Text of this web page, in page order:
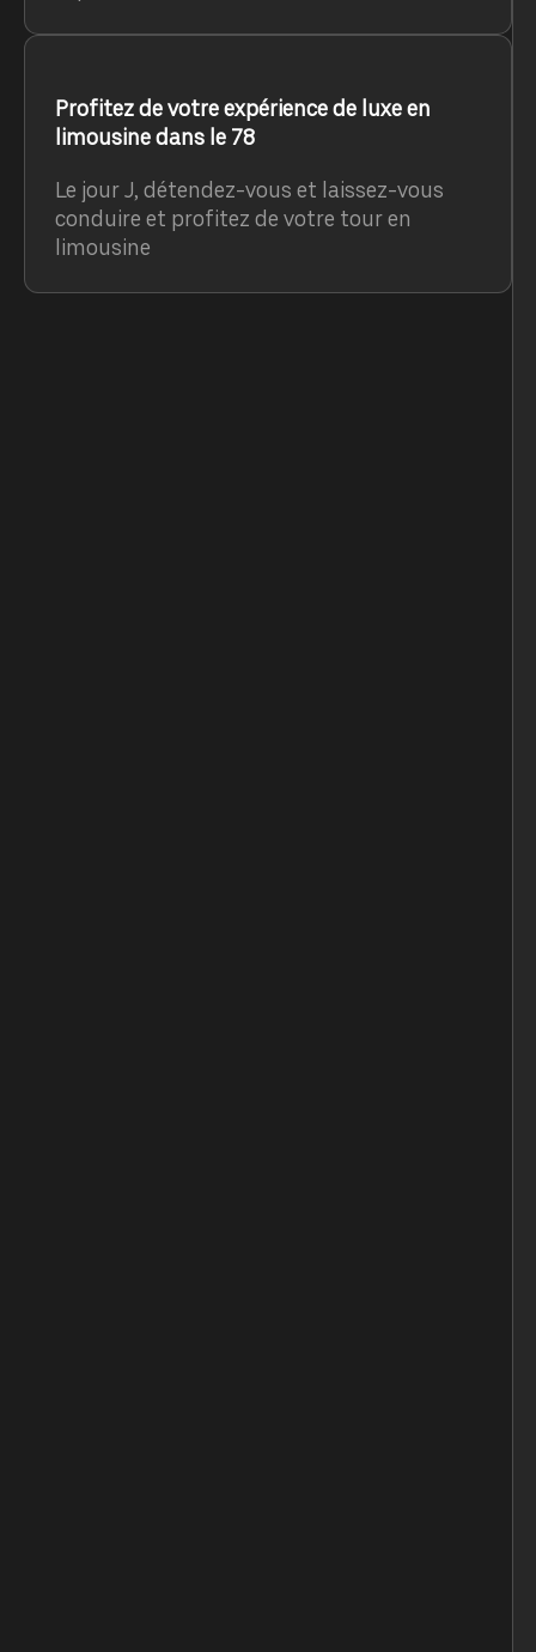
Profitez de votre expérience de luxe en
limousine dans le 78
Le jour J, détendez-vous et laissez-vous
conduire et profitez de votre tour en
limousine